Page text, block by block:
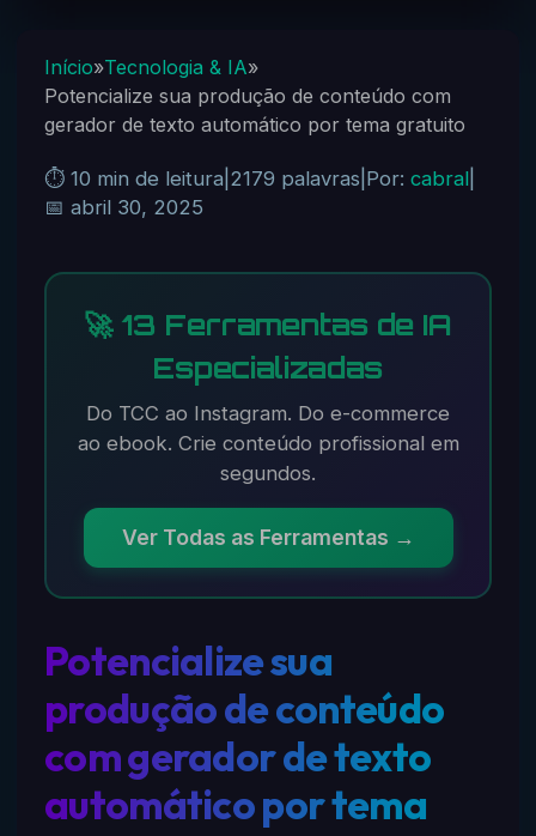
Início»Tecnologia & IA»
Potencialize sua produção de conteúdo com
gerador de texto automático por tema gratuito
⏱️ 10 min de leitura 2179 palavras Por: cabral|
📅 abril 30, 2025
🚀 13 Ferramentas de IA
Especializadas
Do TCC ao Instagram. Do e-commerce
ao ebook. Crie conteúdo profissional em
segundos.
Ver Todas as Ferramentas →
Potencialize sua
produção de conteúdo
com gerador de texto
automático por tema